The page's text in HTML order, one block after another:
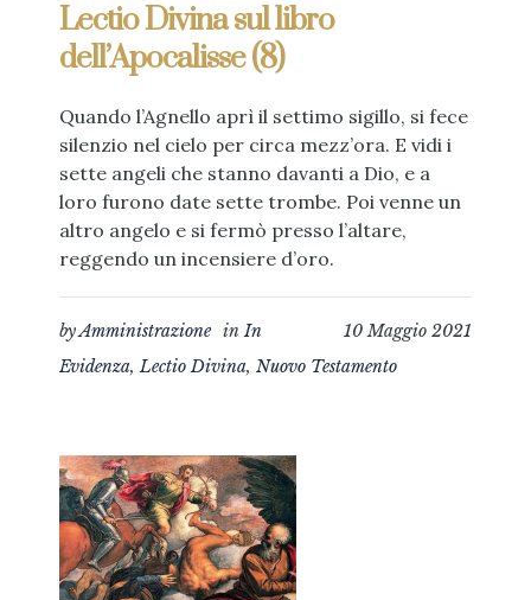
Lectio Divina sul libro
dell’Apocalisse (8)
Quando l’Agnello aprì il settimo sigillo, si fece
silenzio nel cielo per circa mezz’ora. E vidi i
sette angeli che stanno davanti a Dio, e a
loro furono date sette trombe. Poi venne un
altro angelo e si fermò presso l’altare,
reggendo un incensiere d’oro.
10 Maggio 2021
byAmministrazione inIn
Evidenza,Lectio Divina, Nuovo Testamento